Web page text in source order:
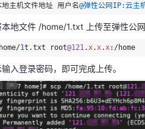
机全场特惠，2核4G只要1.8折起！
中心 HOT
品免费试用，快来开启云上之旅
主机文件地址 用户名@弹性公网IP:云主
地文件 /home/1.txt 上传至弹性公
1t.txt root@121.x.x.x :/home
入登录密码，即可完成上传。